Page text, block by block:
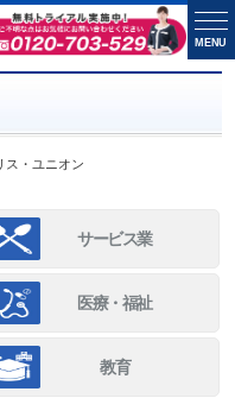
ス・ユニオン
サービス業
医療・福祉
教育
MENU